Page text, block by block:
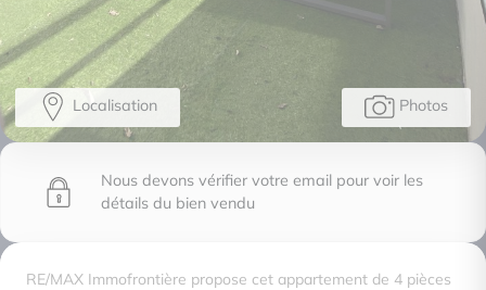
Photos
Localisation
Nous devons vérifier votre email pour voir les
détails du bien vendu
RE/MAX Immofrontière propose cet appartement de 4 pièces